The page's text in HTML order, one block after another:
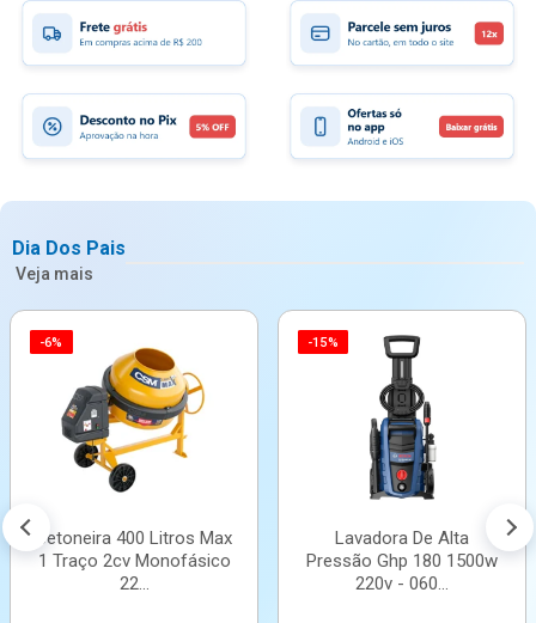
Dia Dos Pais
Veja mais
-6%
Betoneira 400 Litros Max
1 Traço 2cv Monofásico
22...
-15%
Lavadora De Alta
Pressão Ghp 180 1500w
220v - 060...